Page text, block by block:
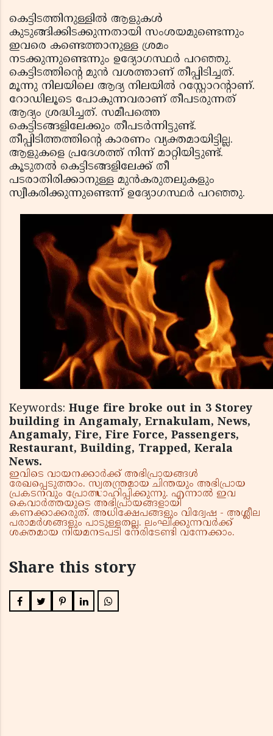
കെട്ടിടത്തിനുള്ളില്‍ ആളുകള്‍
കുടുങ്ങിക്കിടക്കുന്നതായി സംശയമുണ്ടെന്നും
ഇവരെ കണ്ടെത്താനുള്ള ശ്രമം
നടക്കുന്നുണ്ടെന്നും ഉദ്യോഗസ്ഥര്‍ പറഞ്ഞു.
കെട്ടിടത്തിന്റെ മുന്‍ വശത്താണ് തീപ്പിടിച്ചത്.
മൂന്നു നിലയിലെ ആദ്യ നിലയില്‍ റസ്റ്റോറന്റാണ്.
റോഡിലൂടെ പോകുന്നവരാണ് തീപടരുന്നത്
ആദ്യം ശ്രദ്ധിച്ചത്. സമീപത്തെ
കെട്ടിടങ്ങളിലേക്കും തീപടര്‍ന്നിട്ടുണ്ട്.
തീപ്പിടിത്തത്തിന്റെ കാരണം വ്യക്തമായിട്ടില്ല.
ആളുകളെ പ്രദേശത്ത് നിന്ന് മാറ്റിയിട്ടുണ്ട്.
കൂടുതല്‍ കെട്ടിടങ്ങളിലേക്ക് തീ
പടരാതിരിക്കാനുള്ള മുന്‍കരുതലുകളും
സ്വീകരിക്കുന്നുണ്ടെന്ന് ഉദ്യോഗസ്ഥര്‍ പറഞ്ഞു.
Keywords: Huge fire broke out in 3 Storey
building in Angamaly, Ernakulam, News,
Angamaly, Fire, Fire Force, Passengers,
Restaurant, Building, Trapped, Kerala
News.
ഇവിടെ വായനക്കാർക്ക് അഭിപ്രായങ്ങൾ
രേഖപ്പെടുത്താം. സ്വതന്ത്രമായ ചിന്തയും അഭിപ്രായ
പ്രകടനവും പ്രോത്സാഹിപ്പിക്കുന്നു. എന്നാൽ ഇവ
കെവാർത്തയുടെ അഭിപ്രായങ്ങളായി
കണക്കാക്കരുത്. അധിക്ഷേപങ്ങളും വിദ്വേഷ - അശ്ലീല
പരാമർശങ്ങളും പാടുള്ളതല്ല. ലംഘിക്കുന്നവർക്ക്
ശക്തമായ നിയമനടപടി നേരിടേണ്ടി വന്നേക്കാം.
Share this story